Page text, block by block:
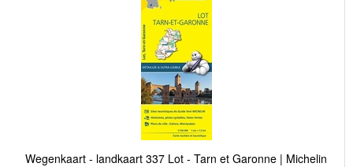
Wegenkaart - landkaart 337 Lot - Tarn et Garonne | Michelin